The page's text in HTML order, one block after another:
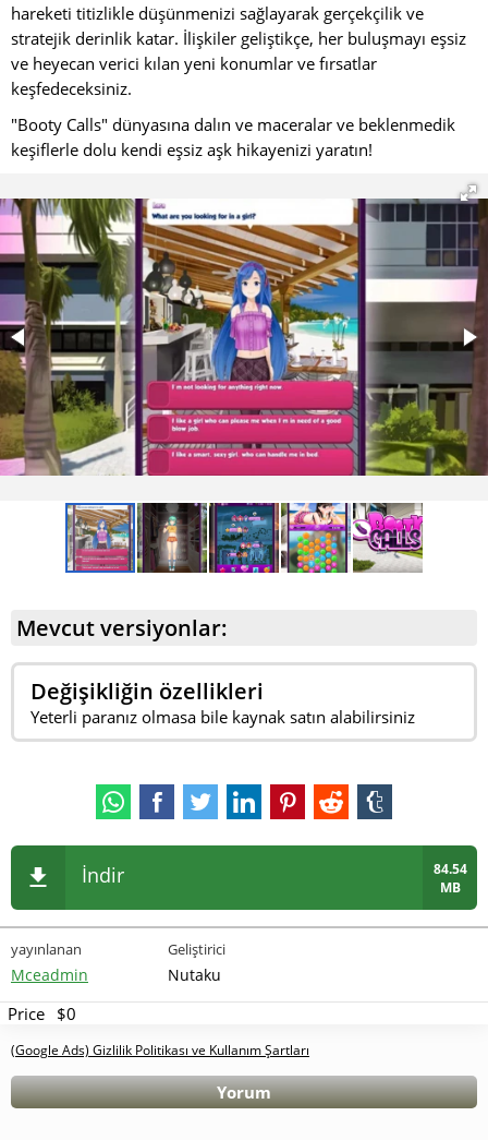
hareketi titizlikle düşünmenizi sağlayarak gerçekçilik ve
stratejik derinlik katar. İlişkiler geliştikçe, her buluşmayı eşsiz
ve heyecan verici kılan yeni konumlar ve fırsatlar
keşfedeceksiniz.
"Booty Calls" dünyasına dalın ve maceralar ve beklenmedik
keşiflerle dolu kendi eşsiz aşk hikayenizi yaratın!
Mevcut versiyonlar:
Değişikliğin özellikleri
Yeterli paranız olmasa bile kaynak satın alabilirsiniz
İndir
84.54
MB
yayınlanan
Mceadmin
Geliştirici
Nutaku
Price $0
(Google Ads) Gizlilik Politikası ve Kullanım Şartları
Yorum